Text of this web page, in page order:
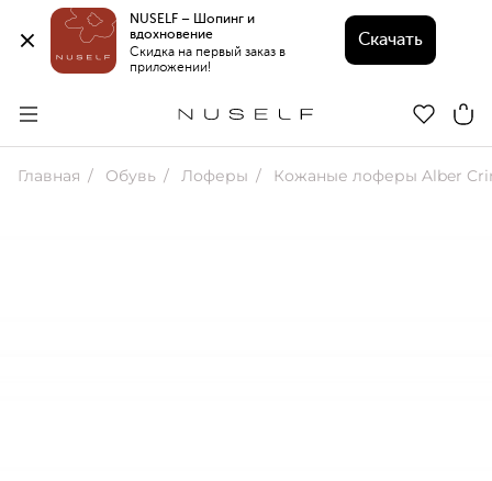
NUSELF – Шопинг и
вдохновение
Скидка на первый заказ в
приложении!
Скачать
Главная Обувь Лоферы Кожаные лоферы Alber